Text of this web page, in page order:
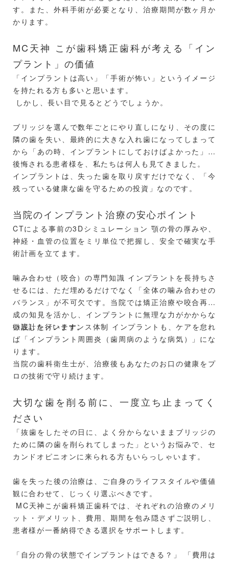
す。また、外科手術が必要となり、治療期間が数ヶ月か
かります。
MC天神 こが歯科矯正歯科が考える「イン
プラント」の価値
「インプラントは高い」「手術が怖い」というイメージ
を持たれる方も多いと思います。
しかし、長い目で見るとどうでしょうか。
ブリッジを選んで数年ごとにやり直しになり、その度に
隣の歯を失い、最終的に大きな入れ歯になってしまって
から「あの時、インプラントにしておけばよかった」と
後悔される患者様を、私たちは何人も見てきました。
インプラントは、失った歯を取り戻すだけでなく、「今
残っている健康な歯を守るための投資」なのです。
当院のインプラント治療の安心ポイント
CTによる事前の3Dシミュレーション 顎の骨の厚みや、
神経・血管の位置をミリ単位で把握し、安全で確実な手
術計画を立てます。
噛み合わせ（咬合）の専門知識 インプラントを長持ちさ
せるには、ただ埋めるだけでなく「全体の噛み合わせの
バランス」が不可欠です。当院では矯正治療や咬合再構
成の知見を活かし、インプラントに無理な力がかからな
い設計を行います。
徹底したメンテナンス体制 インプラントも、ケアを怠れ
ば「インプラント周囲炎（歯周病のような病気）」にな
ります。
当院の歯科衛生士が、治療後もあなたのお口の健康をプ
ロの技術で守り続けます。
大切な歯を削る前に、一度立ち止まってく
ださい
「抜歯をしたその日に、よく分からないままブリッジの
ために隣の歯を削られてしまった」というお悩みで、セ
カンドオピニオンに来られる方もいらっしゃいます。
歯を失った後の治療は、ご自身のライフスタイルや価値
観に合わせて、じっくり選ぶべきです。
MC天神こが歯科矯正歯科では、それぞれの治療のメリ
ット・デメリット、費用、期間を包み隠さずご説明し、
患者様が一番納得できる選択をサポートします。
「自分の骨の状態でインプラントはできる？」 「費用は